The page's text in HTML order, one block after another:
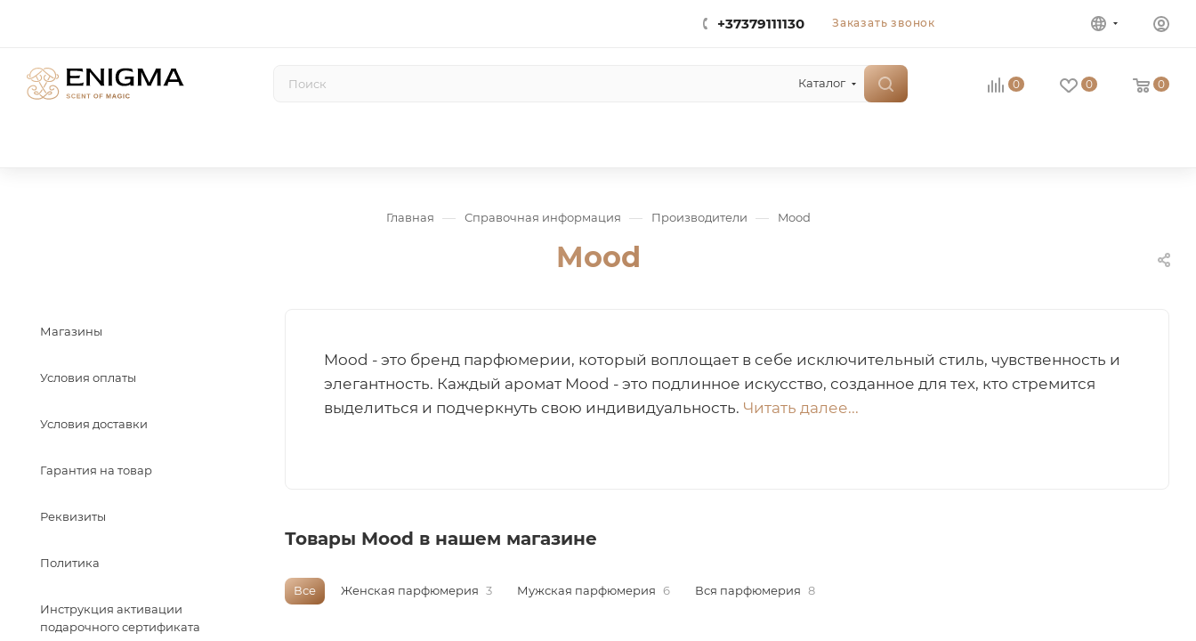
+37379111130 Заказать звонок
Каталог 0 0 0
Главная — Справочная информация — Производители — Mood
Mood
Mood - это бренд парфюмерии, который воплощает в себе исключительный стиль, чувственность и
элегантность. Каждый аромат Mood - это подлинное искусство, созданное для тех, кто стремится
выделиться и подчеркнуть свою индивидуальность. Читать далее...
Товары Mood в нашем магазине
Все Женская парфюмерия 3 Мужская парфюмерия 6 Вся парфюмерия 8
Магазины
Условия оплаты
Условия доставки
Гарантия на товар
Реквизиты
Политика
Инструкция активации
подарочного сертификата